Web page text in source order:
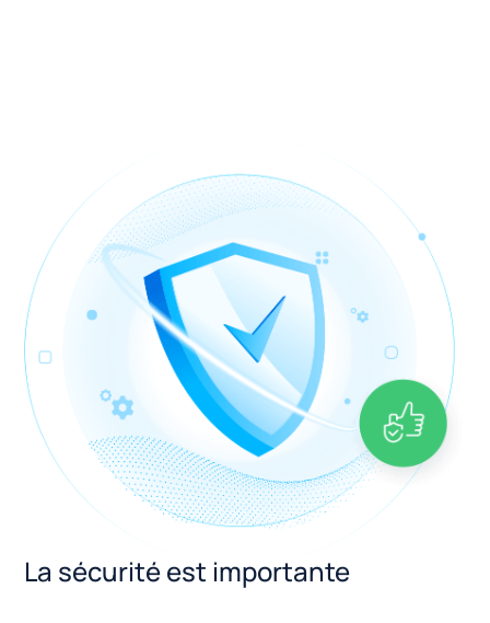
La sécurité est importante